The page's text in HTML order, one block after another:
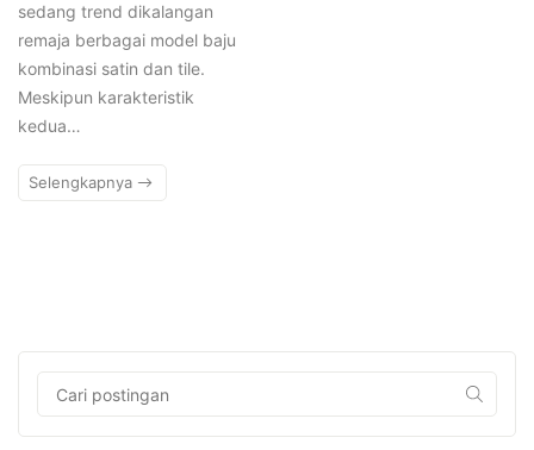
sedang trend dikalangan
remaja berbagai model baju
kombinasi satin dan tile.
Meskipun karakteristik
kedua…
Selengkapnya